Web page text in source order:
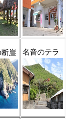
崖 名音のテラ